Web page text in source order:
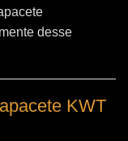
desse
KWT